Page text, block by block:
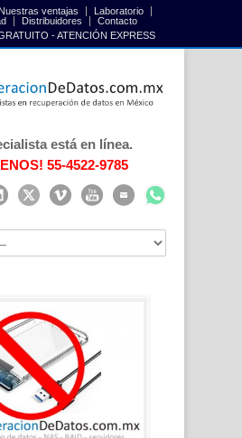
Nuestras ventajas
Laboratorio
Distribuidores
Contacto
- ATENCIÓN EXPRESS
está en línea.
55-4522-9785